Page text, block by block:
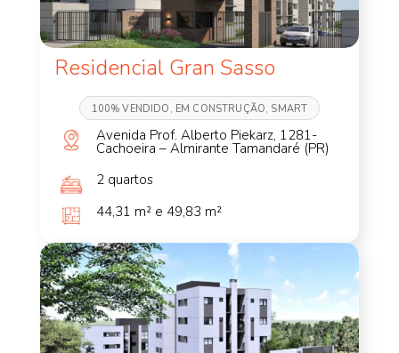
Residencial Gran Sasso
100% VENDIDO, EM CONSTRUÇÃO, SMART
Avenida Prof. Alberto Piekarz, 1281-
Cachoeira – Almirante Tamandaré (PR)
2 quartos
44,31 m² e 49,83 m²